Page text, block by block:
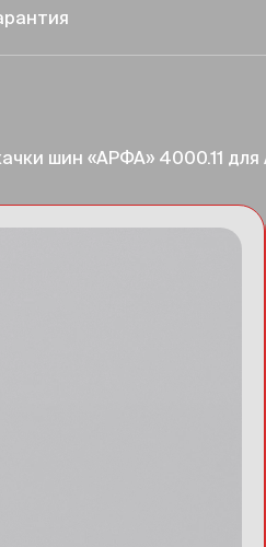
шин «АРФА» 4000.11